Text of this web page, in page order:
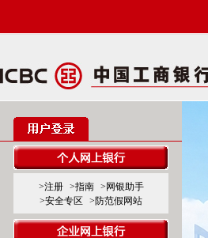
>注册 >指南
>网银助手
>安全专区
>防范假网站